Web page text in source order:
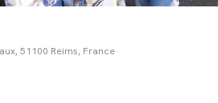
51100 Reims, France